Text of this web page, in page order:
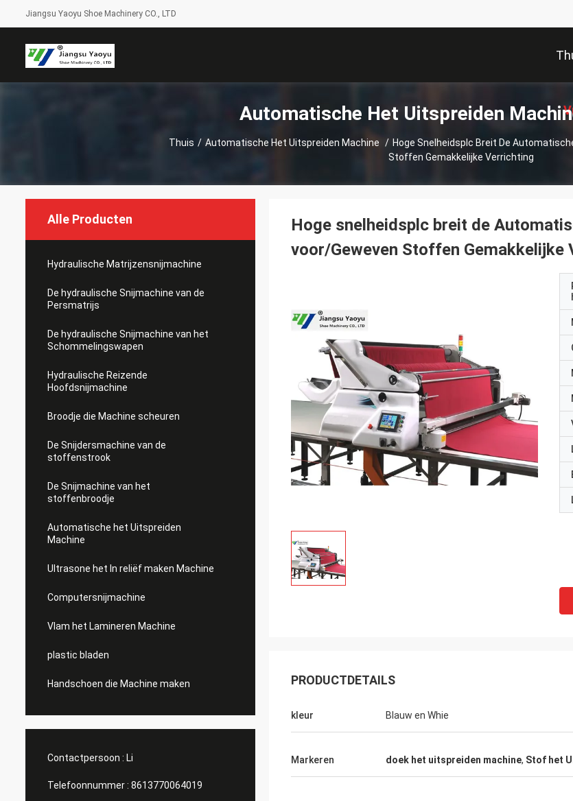
Jiangsu Yaoyu Shoe Machinery CO., LTD
Automatische Het Uitspreiden
Thuis / Automatische Het Uitspreiden Machine / Hoge Snelheidsplc Breit De
Stoffen Gemakkelijke Verrichting
Alle Producten
Hydraulische Matrijzensnijmachine
De hydraulische Snijmachine van de
Persmatrijs
De hydraulische Snijmachine van het
Schommelingswapen
Hydraulische Reizende
Hoofdsnijmachine
Broodje die Machine scheuren
De Snijdersmachine van de
stoffenstrook
De Snijmachine van het
stoffenbroodje
Automatische het Uitspreiden
Machine
Ultrasone het In reliëf maken Machine
Computersnijmachine
Vlam het Lamineren Machine
plastic bladen
Handschoen die Machine maken
Contactpersoon : Li
Telefoonnummer : 8613770064019
Hoge snelheidsplc breit de
voor/Geweven Stoffen Gemakkelijke
PRODUCTDETAILS
kleur Blauw en Whie
Markeren doek het uitspreiden machine, Stof het